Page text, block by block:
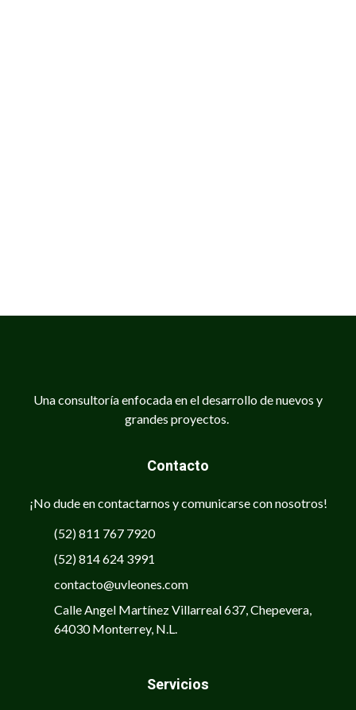
Una consultoría enfocada en el desarrollo de nuevos y
grandes proyectos.
Contacto
¡No dude en contactarnos y comunicarse con nosotros!
(52) 811 767 7920
(52) 814 624 3991
contacto@uvleones.com
Calle Angel Martínez Villarreal 637, Chepevera,
64030 Monterrey, N.L.
Servicios